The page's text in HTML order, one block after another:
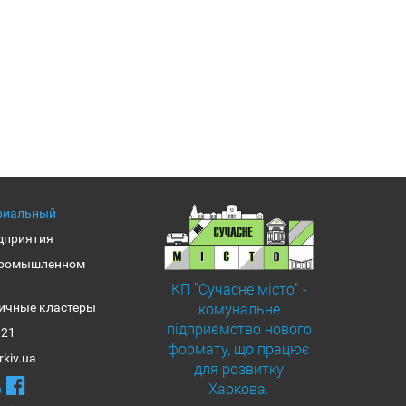
кластеры
КП "Сучасне місто" -
комунальне
підприємство нового
формату, що працює
для розвитку
Харкова.